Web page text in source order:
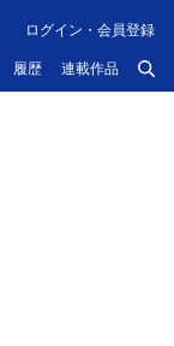
履歴 連載作品
ログイン・会員登録